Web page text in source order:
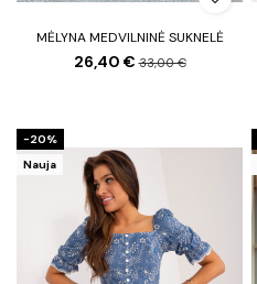
MĖLYNA MEDVILNINĖ SUKNELĖ
26,40 €33,00 €
−20%
Nauja